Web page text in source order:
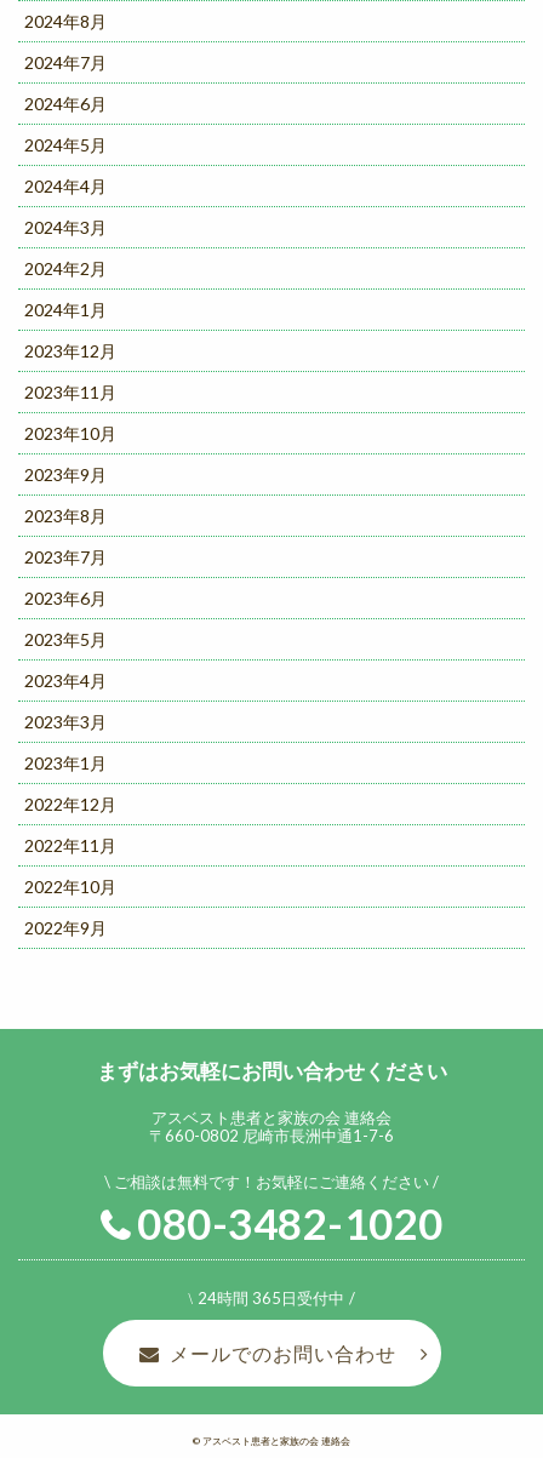
2024年8月
2024年7月
2024年6月
2024年5月
2024年4月
2024年3月
2024年2月
2024年1月
2023年12月
2023年11月
2023年10月
2023年9月
2023年8月
2023年7月
2023年6月
2023年5月
2023年4月
2023年3月
2023年1月
2022年12月
2022年11月
2022年10月
2022年9月
まずはお気軽にお問い合わせください
アスベスト患者と家族の会 連絡会
〒660-0802 尼崎市長洲中通1-7-6
ご相談は無料です！お気軽にご連絡ください
080-3482-1020
24時間 365日受付中
メールでのお問い合わせ
©︎ アスベスト患者と家族の会 連絡会